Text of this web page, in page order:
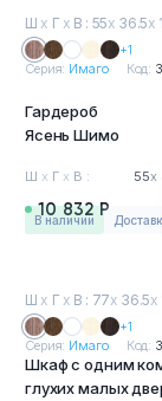
Ш х Г х В : 55х 36.5х
+1
Серия: Имаго Код:
Гардероб
Ясень Шимо
Ш х Г х В : 55х
10 832 Р
в наличии
Ш х Г х В : 77х 36.5х
+1
Серия: Имаго Код:
Шкаф с одним
глухих малых